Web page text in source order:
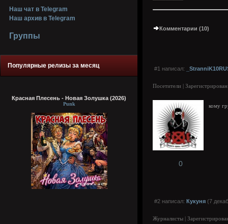
Наш чат в Telegram
Наш архив в Telegram
Группы
Популярные релизы за месяц
Красная Плесень - Новая Золушка (2026)
Punk
Комментарии (10)
#1 написал:
Посетители |
кому
0
#2 написал: Кукуня (7
Журналисты |